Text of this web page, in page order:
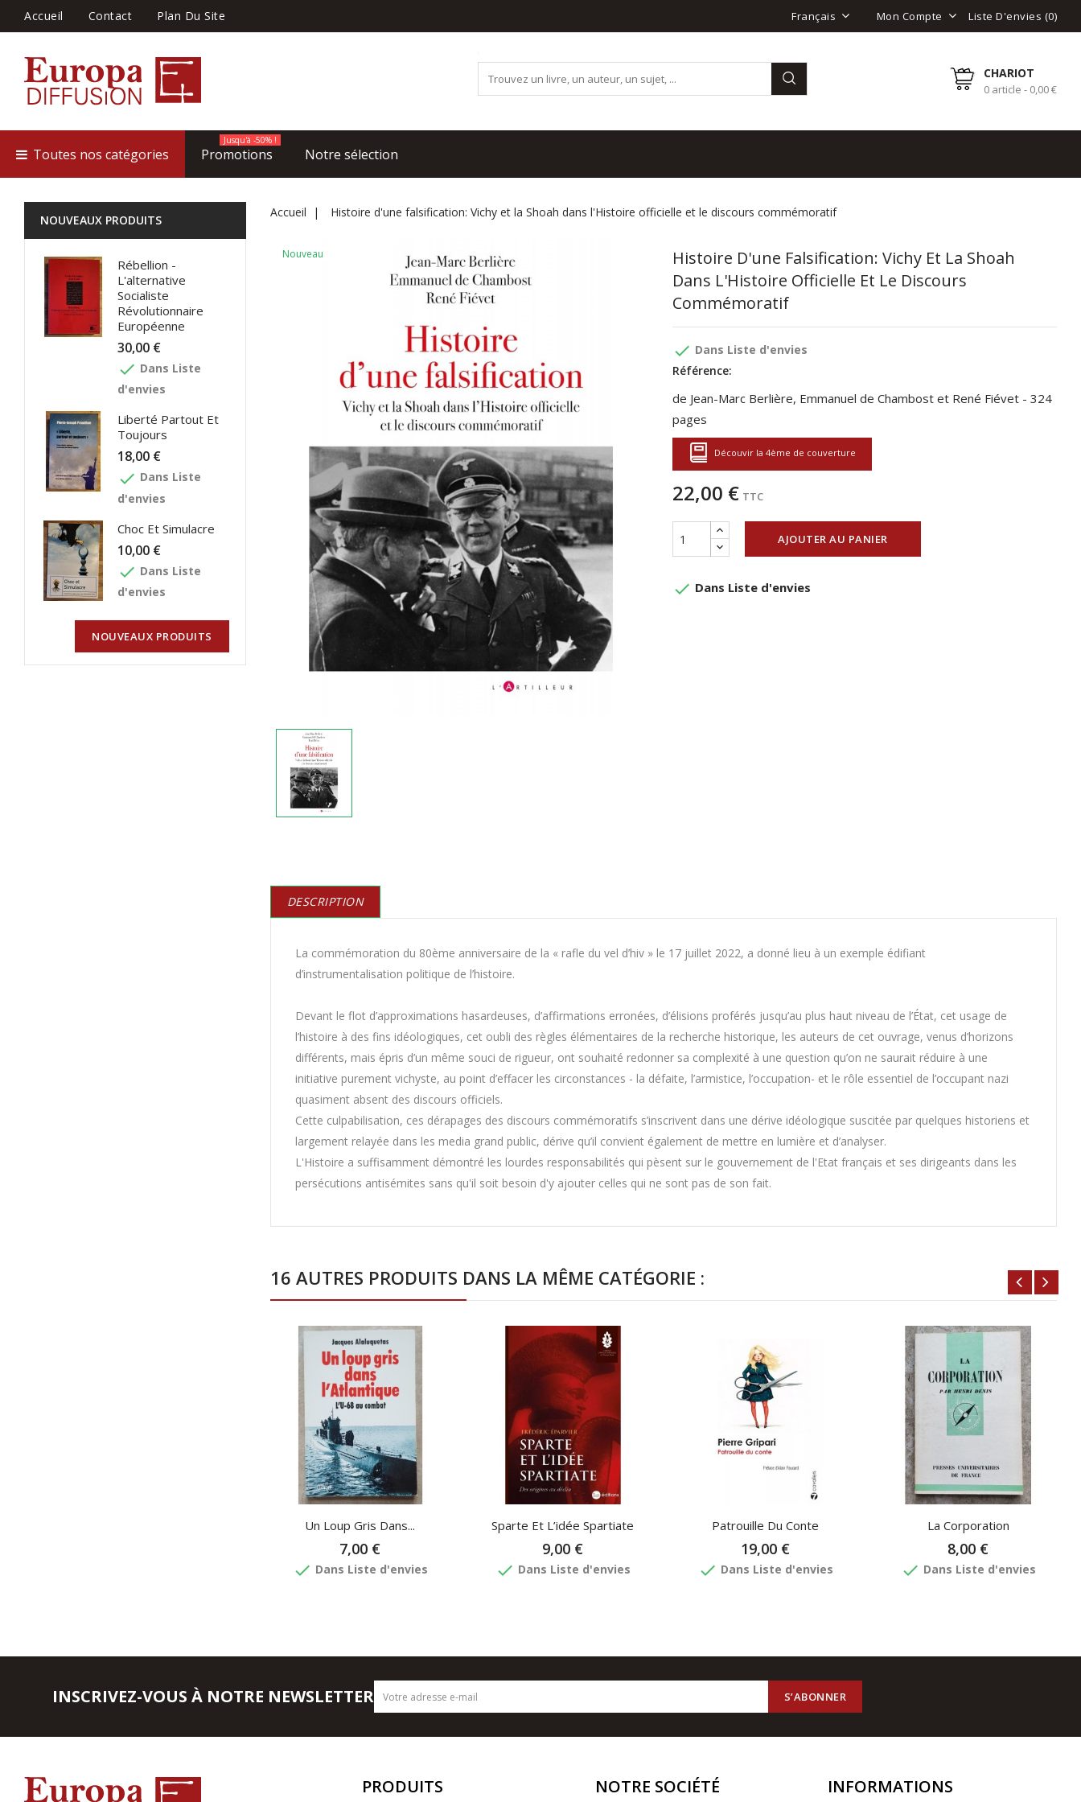
Accueil Contact Plan Du Site Français Mon Compte Liste D'envies (0)
CHARIOT
0 article - 0,00 €
Toutes nos catégories Promotions
Jusqu'à -50% !
Notre sélection
NOUVEAUX PRODUITS
Rébellion -
L'alternative
Socialiste
Révolutionnaire
Européenne
30,00 €
done Dans Liste
d'envies
Liberté Partout Et
Toujours
18,00 €
done Dans Liste
d'envies
Choc Et Simulacre
10,00 €
done Dans Liste
d'envies
NOUVEAUX PRODUITS
Accueil Histoire d'une falsification: Vichy et la Shoah dans l'Histoire officielle et le discours commémoratif
Nouveau
Histoire D'une Falsification: Vichy Et La Shoah
Dans L'Histoire Officielle Et Le Discours
Commémoratif
done Dans Liste d'envies
Référence:
de Jean-Marc Berlière, Emmanuel de Chambost et René Fiévet - 324
pages
Découvir la 4ème de couverture
22,00 € TTC
AJOUTER AU PANIER
done Dans Liste d'envies
DESCRIPTION
La commémoration du 80ème anniversaire de la « rafle du vel d’hiv » le 17 juillet 2022, a donné lieu à un exemple édifiant
d’instrumentalisation politique de l’histoire.
Devant le flot d’approximations hasardeuses, d’affirmations erronées, d’élisions proférés jusqu’au plus haut niveau de l’État, cet usage de
l’histoire à des fins idéologiques, cet oubli des règles élémentaires de la recherche historique, les auteurs de cet ouvrage, venus d’horizons
différents, mais épris d’un même souci de rigueur, ont souhaité redonner sa complexité à une question qu’on ne saurait réduire à une
initiative purement vichyste, au point d’effacer les circonstances - la défaite, l’armistice, l’occupation- et le rôle essentiel de l’occupant nazi
quasiment absent des discours officiels.
Cette culpabilisation, ces dérapages des discours commémoratifs s’inscrivent dans une dérive idéologique suscitée par quelques historiens et
largement relayée dans les media grand public, dérive qu’il convient également de mettre en lumière et d’analyser.
L'Histoire a suffisamment démontré les lourdes responsabilités qui pèsent sur le gouvernement de l'Etat français et ses dirigeants dans les
persécutions antisémites sans qu'il soit besoin d'y ajouter celles qui ne sont pas de son fait.
16 AUTRES PRODUITS DANS LA MÊME CATÉGORIE :
Un Loup Gris Dans...
7,00 €
done Dans Liste d'envies
Sparte Et L’idée Spartiate
9,00 €
done Dans Liste d'envies
Patrouille Du Conte
19,00 €
done Dans Liste d'envies
La Corporation
8,00 €
done Dans Liste d'envies
INSCRIVEZ-VOUS À NOTRE NEWSLETTER
PRODUITS NOTRE SOCIÉTÉ INFORMATIONS